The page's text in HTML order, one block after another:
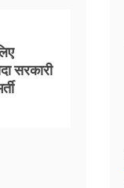
सरकारी